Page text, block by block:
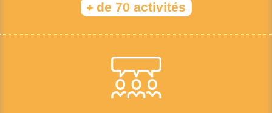
+de 70 activités